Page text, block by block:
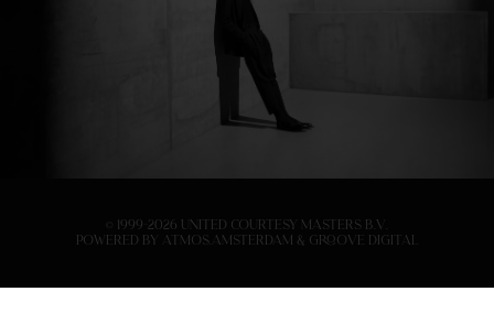
© 1999-2026 United Courtesy Masters B.V.
Powered by
Atmos.Amsterdam & Groove Digital